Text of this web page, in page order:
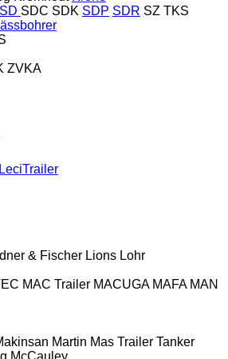
SD SDC SDK SDP SDR SZ TKS
ZVKA
LeciTrailer
& Fischer Lions Lohr
MAC Trailer MACUGA MAFA MAN
Martin Mas Trailer Tanker
McCauley